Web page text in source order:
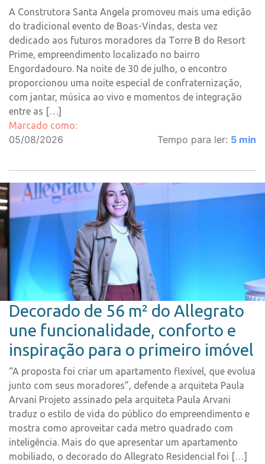
A Construtora Santa Angela promoveu mais uma edição
do tradicional evento de Boas-Vindas, desta vez
dedicado aos futuros moradores da Torre B do Resort
Prime, empreendimento localizado no bairro
Engordadouro. Na noite de 30 de julho, o encontro
proporcionou uma noite especial de confraternização,
com jantar, música ao vivo e momentos de integração
entre as […]
Marcado como:
05/08/2026 Tempo para ler: 5 min
Decorado de 56 m² do Allegrato
une funcionalidade, conforto e
inspiração para o primeiro imóvel
“A proposta foi criar um apartamento flexível, que evolua
junto com seus moradores”, defende a arquiteta Paula
Arvani Projeto assinado pela arquiteta Paula Arvani
traduz o estilo de vida do público do empreendimento e
mostra como aproveitar cada metro quadrado com
inteligência. Mais do que apresentar um apartamento
mobiliado, o decorado do Allegrato Residencial foi […]